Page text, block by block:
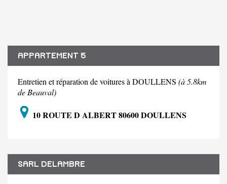
APPARTEMENT 5
Entretien et réparation de voitures à DOULLENS (à 5.8km
de Beauval)
10 ROUTE D ALBERT 80600 DOULLENS
SARL DELAMBRE